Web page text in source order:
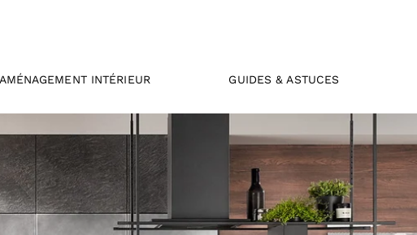
AMÉNAGEMENT INTÉRIEUR GUIDES & ASTUCES